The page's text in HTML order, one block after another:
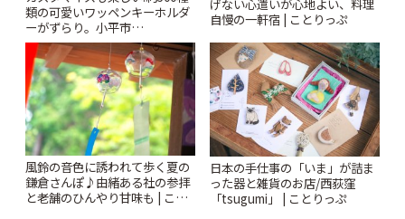
類の可愛いワッペンキーホルダ
ーがずらり。小平市
「Kimamaya T&K」 | ことりっ
ぷ
げない心遣いが心地よい、料理
自慢の一軒宿 | ことりっぷ
風鈴の音色に誘われて歩く夏の
鎌倉さんぽ♪由緒ある社の参拝
と老舗のひんやり甘味も | こと
日本の手仕事の「いま」が詰ま
った器と雑貨のお店/西荻窪
「tsugumi」 | ことりっぷ